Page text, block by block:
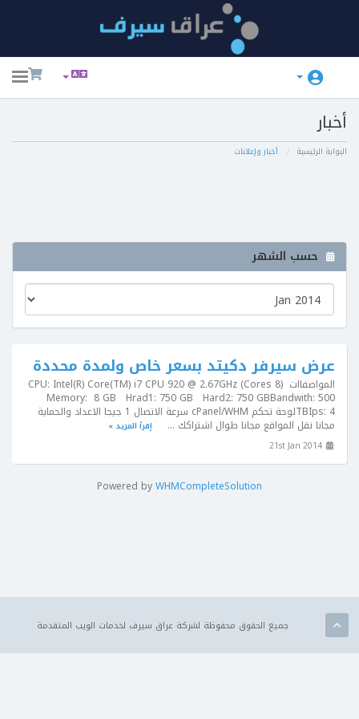
أخبار
البوابة الرئيسية أخبار وإعلانات
حسب الشهر
عرض سيرفر دكيتد بسعر خاص ولمدة محددة
المواصفااتCPU: Intel(R) Core(TM) i7 CPU 920 @ 2.67GHz (Cores 8)
Memory: 8 GB Hrad1: 750 GB Hard2: 750 GBBandwith: 500
TBIps: 4لوحة تحكم cPanel/WHM سرعة الاتصال 1 جيجا الاعداد والحماية
مجانا نقل المواقع مجانا طوال اشتراكك ... إقرأ المزيد »
Powered byWHMCompleteSolution
جميع الحقوق محفوظة لشركة عراق سيرف لخدمات الويب المتقدمة